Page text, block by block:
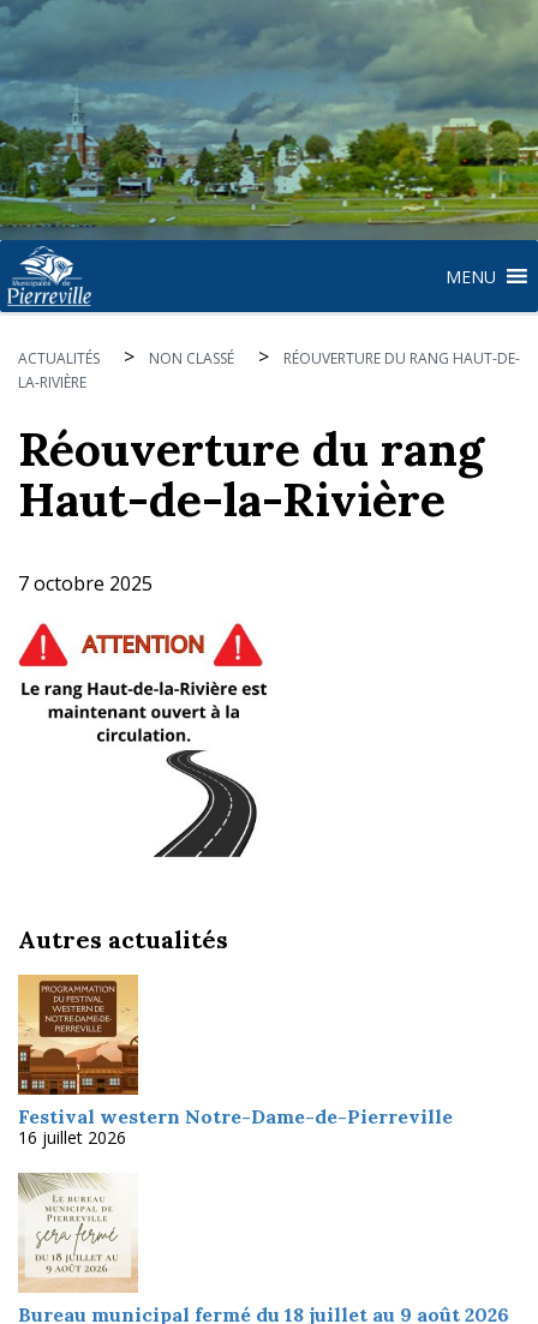
MENU
ACTUALITÉS > NON CLASSÉ >
RÉOUVERTURE DU RANG HAUT-DE-
LA-RIVIÈRE
Réouverture du rang
Haut-de-la-Rivière
7 octobre 2025
Autres actualités
Festival western Notre-Dame-de-Pierreville
16 juillet 2026
Bureau municipal fermé du 18 juillet au 9 août 2026